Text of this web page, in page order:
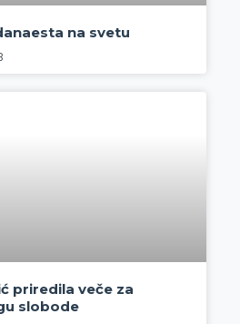
na svetu
priredila veče za
slobode